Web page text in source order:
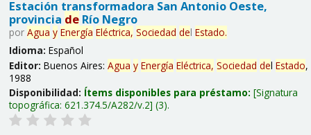
Estación transformadora San Antonio Oeste,
provincia deRío Negro
por Agua y Energía Eléctrica, Sociedad del Estado.
Idioma: Español
Editor: Buenos Aires: Agua y Energía Eléctrica, Sociedad del Estado,
1988
Disponibilidad: Ítems disponibles para préstamo: Signatura
topográfica: 621.374.5/A282/v.2 (3).